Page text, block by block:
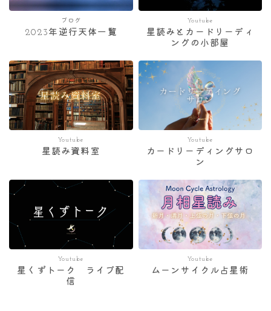
ブログ
2023年逆行天体一覧
Youtube
星読みとカードリーディ
ングの小部屋
Youtube
星読み資料室
Youtube
カードリーディングサロ
ン
Youtube
星くずトーク ライブ配
信
Youtube
ムーンサイクル占星術